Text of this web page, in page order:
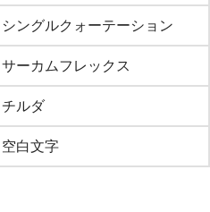
シングルクォーテーション
サーカムフレックス
チルダ
空白文字